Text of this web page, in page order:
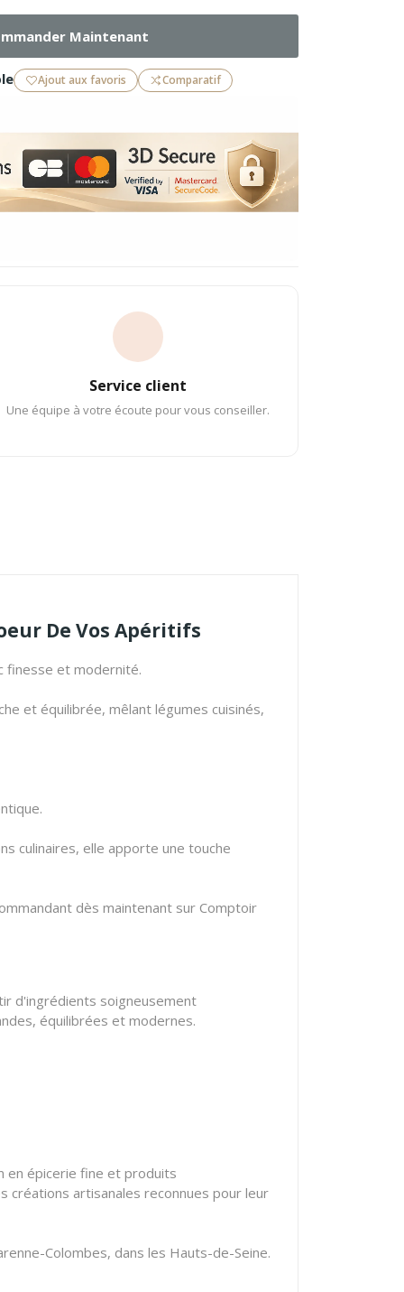
Maintenant
Ajout aux favoris Comparatif
Service client
Une équipe à votre écoute pour vous conseiller.
De Vos Apéritifs
finesse et modernité.
et équilibrée, mêlant légumes cuisinés,
culinaires, elle apporte une touche
dès maintenant sur Comptoir
d'ingrédients soigneusement
équilibrées et modernes.
en épicerie fine et produits
artisanales reconnues pour leur
Colombes, dans les Hauts-de-Seine.